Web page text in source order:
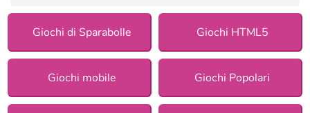
Giochi di Sparabolle Giochi HTML5
Giochi mobile Giochi Popolari